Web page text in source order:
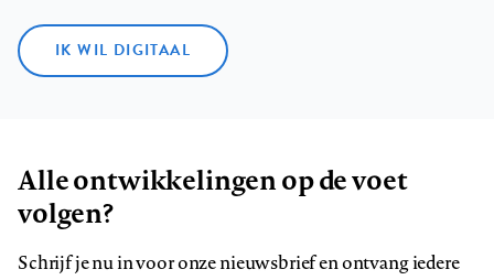
IK WIL DIGITAAL
Alle ontwikkelingen op de voet
volgen?
Schrijf je nu in voor onze nieuwsbrief en ontvang iedere